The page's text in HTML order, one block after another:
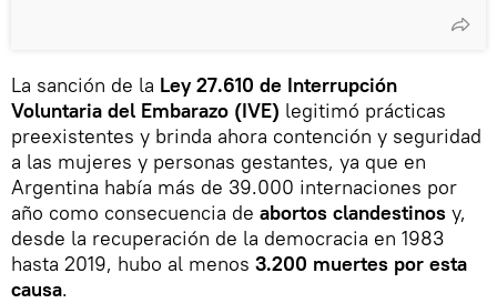
La sanción de la Ley 27.610 de Interrupción
Voluntaria del Embarazo (IVE) legitimó prácticas
preexistentes y brinda ahora contención y seguridad
a las mujeres y personas gestantes, ya que en
Argentina había más de 39.000 internaciones por
año como consecuencia de abortos clandestinos y,
desde la recuperación de la democracia en 1983
hasta 2019, hubo al menos 3.200 muertes por esta
causa.